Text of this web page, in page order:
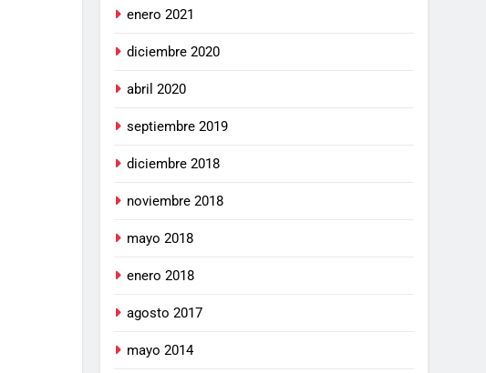
enero 2021
diciembre 2020
abril 2020
septiembre 2019
diciembre 2018
noviembre 2018
mayo 2018
enero 2018
agosto 2017
mayo 2014